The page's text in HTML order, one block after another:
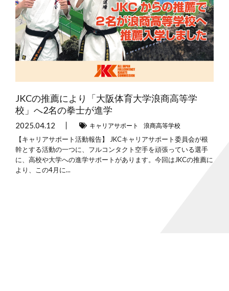
JKCの推薦により「大阪体育大学浪商高等学
校」へ2名の拳士が進学
2025.04.12 キャリアサポート 浪商高等学校
【キャリアサポート活動報告】 JKCキャリアサポート委員会が根
幹とする活動の一つに、フルコンタクト空手を頑張っている選手
に、高校や大学への進学サポートがあります。今回はJKCの推薦に
より、この4月に...